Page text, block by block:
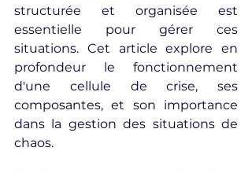
structurée et organisée est
essentielle pour gérer ces
situations. Cet article explore en
profondeur le fonctionnement
d'une cellule de crise, ses
composantes, et son importance
dans la gestion des situations de
chaos.